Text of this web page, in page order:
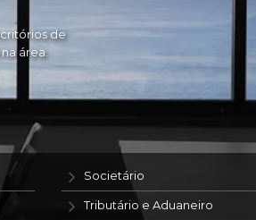
de
área.
Societário
Tributário e Aduaneiro